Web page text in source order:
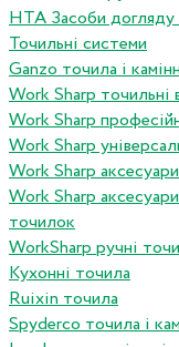
HTA Засоби догляду
Точильні системи
Ganzo точила і
Work Sharp точильні
Work Sharp
Work Sharp
Work Sharp
Work Sharp
точилок
WorkSharp ручні
Кухонні точила
Ruixin точила
Spyderco точила і